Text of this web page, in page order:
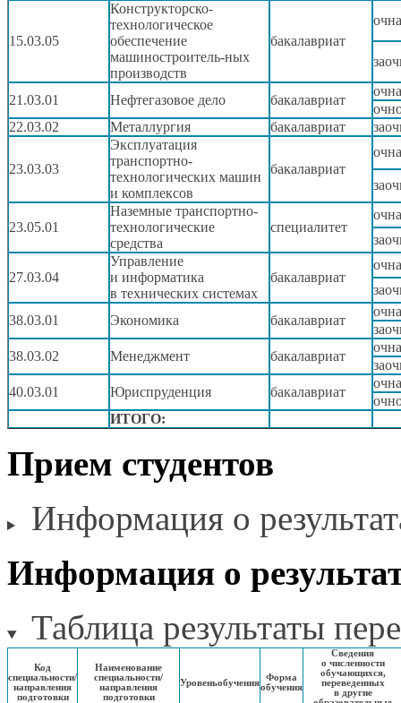
15.03.05
Конструкторско-
технологическое
обеспечение
машиностроитель-ных
производств
бакалавриат
21.03.01 Нефтегазовое дело бакалавриат
22.03.02
Металлургия бакалавриат
23.03.03
Эксплуатация
транспортно-
технологических машин
и комплексов
бакалавриат
23.05.01
Наземные транспортно-
технологические
средства
специалитет
27.03.04
Управление
и информатика
в технических системах
бакалавриат
38.03.01
Экономика бакалавриат
38.03.02
Менеджмент бакалавриат
40.03.01
Юриспруденция бакалавриат
ИТОГО:
Прием студентов
Информация о
Информация о
Таблица результаты
Код
специальности/
направления
подготовки
Наименование
специальности/
направления
подготовки
Уровеньобучения
Форма
обучения
Сведения
о численности
обучающихся,
переведенных
в другие